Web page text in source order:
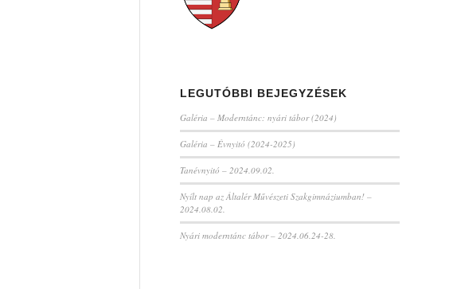
LEGUTÓBBI BEJEGYZÉSEK
Galéria – Moderntánc: nyári tábor (2024)
Galéria – Évnyitó (2024-2025)
Tanévnyitó – 2024.09.02.
Nyílt nap az Általér Művészeti Szakgimnáziumban! –
2024.08.02.
Nyári moderntánc tábor – 2024.06.24-28.